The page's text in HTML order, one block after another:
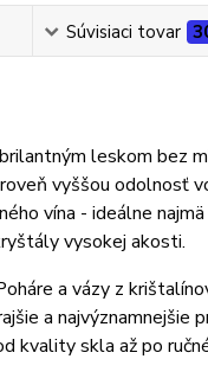
Súvisiaci tovar
leskom bez
vyššou odolnosť
vína - ideálne najmä
vysokej akosti.
a vázy z
a najvýznamnejšie
kvality skla až po